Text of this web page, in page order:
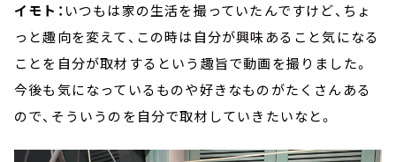
イモト： いつもは家の生活を撮っていたんですけど、ちょ
っと趣向を変えて、この時は自分が興味あること気になる
ことを自分が取材するという趣旨で動画を撮りました。
今後も気になっているものや好きなものがたくさんある
ので、そういうのを自分で取材していきたいなと。